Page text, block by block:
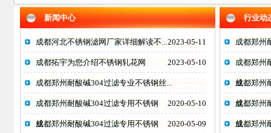
新闻中心
成都河北不锈钢滤网厂家详细解读不...2023-05-11
成都拓宇为您介绍不锈钢轧花网 2023-05-10
成都郑州耐酸碱304过滤专业不锈钢丝...
2020-05-10
成都郑州耐酸碱304过滤专用不锈钢
丝... 2020-05-09
成都郑州耐酸碱304过滤专用不锈钢
行业动
成都郑州
成都郑州
丝...
成都郑州
丝...
成都郑州
丝...
成都郑州